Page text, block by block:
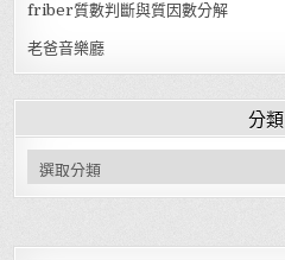
friber質數判斷與質因數分解
老爸音樂廳
分類
分類